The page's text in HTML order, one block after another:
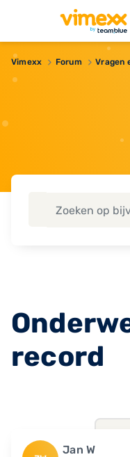
Vimexx Forum Vragen
record
Jan W